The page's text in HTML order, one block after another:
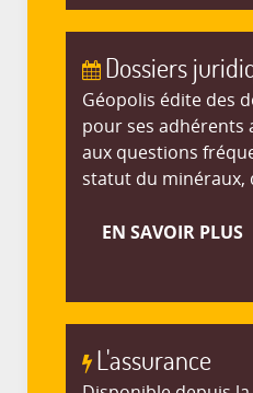
Dossiers
Géopolis édite des
pour ses adhérents
aux questions
statut du minéraux,
EN SAVOIR PLUS
L'assurance